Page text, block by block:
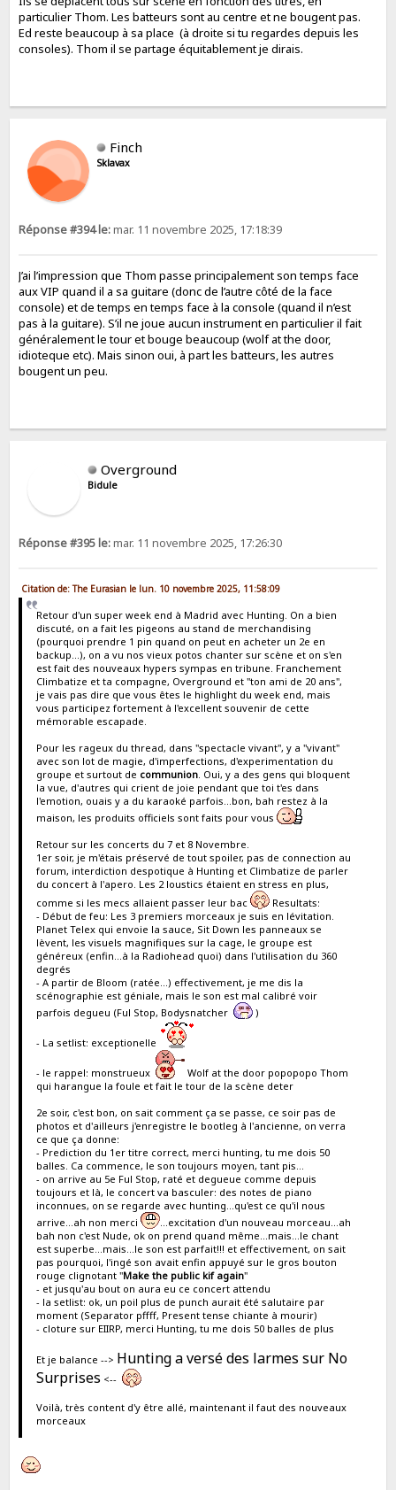
particulier Thom. Les batteurs sont au centre et ne bougent pas.
Ed reste beaucoup à sa place (à droite si tu regardes depuis les
consoles). Thom il se partage équitablement je dirais.
Finch
Sklavax
Réponse #394 le:mar. 11 novembre 2025, 17:18:39
J’ai l’impression que Thom passe principalement son temps face
aux VIP quand il a sa guitare (donc de l’autre côté de la face
console) et de temps en temps face à la console (quand il n’est
pas à la guitare). S’il ne joue aucun instrument en particulier il fait
généralement le tour et bouge beaucoup (wolf at the door,
idioteque etc). Mais sinon oui, à part les batteurs, les autres
bougent un peu.
Overground
Bidule
Réponse #395 le:mar. 11 novembre 2025, 17:26:30
Citation de: The Eurasian le lun. 10 novembre 2025, 11:58:09
Retour d'un super week end à Madrid avec Hunting. On a bien
discuté, on a fait les pigeons au stand de merchandising
(pourquoi prendre 1 pin quand on peut en acheter un 2e en
backup...), on a vu nos vieux potos chanter sur scène et on s'en
est fait des nouveaux hypers sympas en tribune. Franchement
Climbatize et ta compagne, Overground et "ton ami de 20 ans",
je vais pas dire que vous êtes le highlight du week end, mais
vous participez fortement à l'excellent souvenir de cette
mémorable escapade.
Pour les rageux du thread, dans "spectacle vivant", y a "vivant"
avec son lot de magie, d'imperfections, d'experimentation du
groupe et surtout de communion. Oui, y a des gens qui bloquent
la vue, d'autres qui crient de joie pendant que toi t'es dans
l'emotion, ouais y a du karaoké parfois...bon, bah restez à la
maison, les produits officiels sont faits pour vous
Retour sur les concerts du 7 et 8 Novembre.
1er soir, je m'étais préservé de tout spoiler, pas de connection au
forum, interdiction despotique à Hunting et Climbatize de parler
du concert à l'apero. Les 2 loustics étaient en stress en plus,
comme si les mecs allaient passer leur bac
Resultats:
- Début de feu: Les 3 premiers morceaux je suis en lévitation.
Planet Telex qui envoie la sauce, Sit Down les panneaux se
lèvent, les visuels magnifiques sur la cage, le groupe est
généreux (enfin...à la Radiohead quoi) dans l'utilisation du 360
degrés
- A partir de Bloom (ratée...) effectivement, je me dis la
scénographie est géniale, mais le son est mal calibré voir
parfois degueu (Ful Stop, Bodysnatcher
)
- La setlist: exceptionelle
- le rappel: monstrueux
Wolf at the door popopopo Thom
qui harangue la foule et fait le tour de la scène deter
2e soir, c'est bon, on sait comment ça se passe, ce soir pas de
photos et d'ailleurs j'enregistre le bootleg à l'ancienne, on verra
ce que ça donne:
- Prediction du 1er titre correct, merci hunting, tu me dois 50
balles. Ca commence, le son toujours moyen, tant pis...
- on arrive au 5e Ful Stop, raté et degueue comme depuis
toujours et là, le concert va basculer: des notes de piano
inconnues, on se regarde avec hunting...qu'est ce qu'il nous
arrive...ah non merci
...excitation d'un nouveau morceau...ah
bah non c'est Nude, ok on prend quand même...mais...le chant
est superbe...mais...le son est parfait!!! et effectivement, on sait
pas pourquoi, l'ingé son avait enfin appuyé sur le gros bouton
rouge clignotant "Make the public kif again"
- et jusqu'au bout on aura eu ce concert attendu
- la setlist: ok, un poil plus de punch aurait été salutaire par
moment (Separator pffff, Present tense chiante à mourir)
- cloture sur EIIRP, merci Hunting, tu me dois 50 balles de plus
Et je balance --> Hunting a versé des larmes sur No
Surprises <--
Voilà, très content d'y être allé, maintenant il faut des nouveaux
morceaux